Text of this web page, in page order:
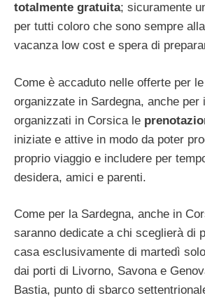
totalmente gratuita; sicuramente
per tutti coloro che sono sempre
vacanza low cost e spera di
Come è accaduto nelle offerte per
organizzate in Sardegna, anche per
organizzati in Corsica le
iniziate e attive in modo da poter
proprio viaggio e includere per
desidera, amici e parenti.
Come per la Sardegna, anche in
saranno dedicate a chi sceglierà di
casa esclusivamente di martedì
dai porti di Livorno, Savona e
Bastia, punto di sbarco